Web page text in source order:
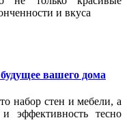
и вкуса
вашего дома
набор стен и мебели, а
эффективность тесно